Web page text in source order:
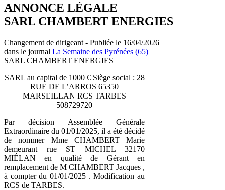
ANNONCE LÉGALE
SARL CHAMBERT ENERGIES
Changement de dirigeant - Publiée le 16/04/2026
dans le journal La Semaine des Pyrénées (65)
SARL CHAMBERT ENERGIES
SARL au capital de 1000 € Siège social : 28
RUE DE L’ARROS 65350
MARSEILLAN RCS TARBES
508729720
Par décision Assemblée Générale
Extraordinaire du 01/01/2025, il a été décidé
de nommer Mme CHAMBERT Marie
demeurant rue ST MICHEL 32170
MIÉLAN en qualité de Gérant en
remplacement de M CHAMBERT Jacques ,
à compter du 01/01/2025 . Modification au
RCS de TARBES.